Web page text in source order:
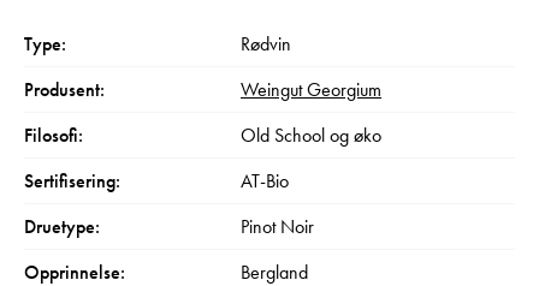
Type:
Rødvin
Produsent:
Weingut Georgium
Filosofi:
Old School og øko
Sertifisering:
AT-Bio
Druetype:
Pinot Noir
Opprinnelse:
Bergland